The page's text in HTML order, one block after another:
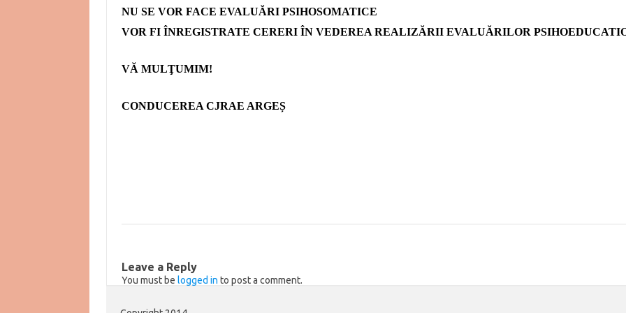
NU SE VOR FACE EVALUĂRI PSIHOSOMATICE
VOR FI ÎNREGISTRATE CERERI ÎN VEDEREA REALIZĂRII EVALUĂRILOR
VĂ MULŢUMIM!
CONDUCEREA CJRAE ARGEȘ
Leave a Reply
You must be logged in to post a comment.